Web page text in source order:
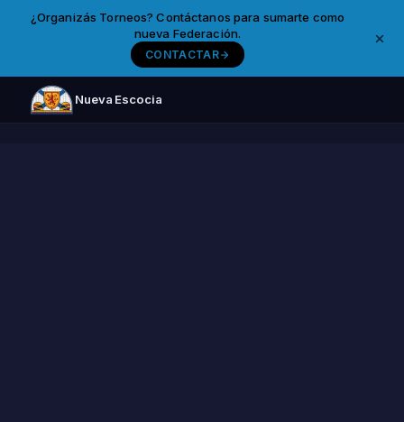
¿Organizás Torneos? Contáctanos para sumarte como
nueva Federación.
CONTACTAR
Nueva Escocia